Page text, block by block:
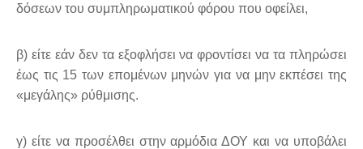
δόσεων του συμπληρωματικού φόρου που οφείλει,
β) είτε εάν δεν τα εξοφλήσει να φροντίσει να τα πληρώσει
έως τις 15 των επομένων μηνών για να μην εκπέσει της
«μεγάλης» ρύθμισης.
γ) είτε να προσέλθει στην αρμόδια ΔΟΥ και να υποβάλει